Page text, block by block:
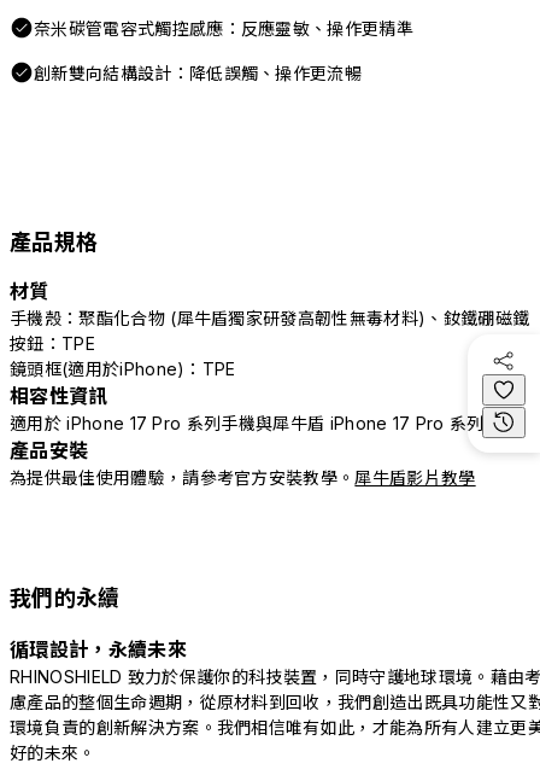
奈米碳管電容式觸控感應：反應靈敏、操作更精準
創新雙向結構設計：降低誤觸、操作更流暢
產品規格
材質
手機殼：聚酯化合物 (犀牛盾獨家研發高韌性無毒材料)、釹鐵硼磁鐵
按鈕：TPE
鏡頭框(適用於iPhone)：TPE
相容性資訊
適用於 iPhone 17 Pro 系列手機與犀牛盾 iPhone 17 Pro 系列配件
產品安裝
為提供最佳使用體驗，請參考官方安裝教學。 犀牛盾影片教學
我們的永續
循環設計，永續未來
RHINOSHIELD 致力於保護你的科技裝置，同時守護地球環境。藉由
慮產品的整個生命週期，從原材料到回收，我們創造出既具功能性又
環境負責的創新解決方案。我們相信唯有如此，才能為所有人建立更
好的未來。